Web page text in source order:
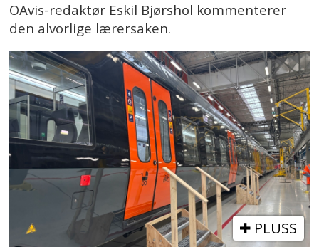
OAvis-redaktør Eskil Bjørshol kommenterer
den alvorlige lærersaken.
PLUSS